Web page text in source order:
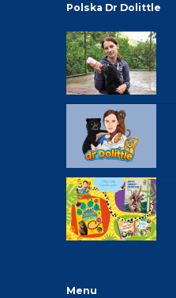
Polska Dr Dolittle
Menu